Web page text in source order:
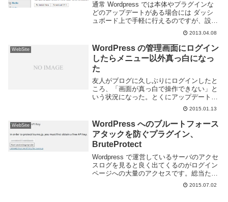
通常 Wordpress では本体やプラグインな
どのアップデートがある場合には ダッシ
ュボード上で手軽に行えるのですが、設定
などによりそれができない時があります。
自動アップデートでは、サーバ上で直接行
う方法、ftpなどの通信を利用した方法が...
2013.04.08
WebSite
WordPress の管理画面にログイン
したらメニュー以外真っ白になっ
た
友人がブログに久しぶりにログインしたと
ころ、「画面が真っ白で操作できない」と
いう状況になった。とくにアップデートな
どしてないしクラックでもされたか？と思
ったがログを見てもそのような形跡は無さ
そうだ。Apache のエラーログを見ると以
下のエ...
2015.01.13
WebSite
WordPress へのブルートフォース
アタックを防ぐプラグイン、
BruteProtect
Wordpress で運営しているサーバのアクセ
スログを見ると良く出てくるのがログイン
ページへの大量のアクセスです。総当たり
攻撃によってログインを行おうとしている
のでしょう。簡単なパスワードを使わない
2015.07.02